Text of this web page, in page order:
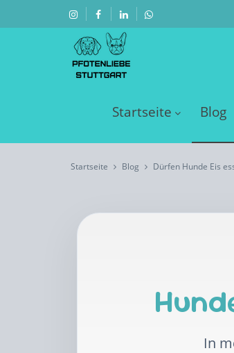
Startseite Blog
Startseite Blog Dürfen Hunde Eis
In